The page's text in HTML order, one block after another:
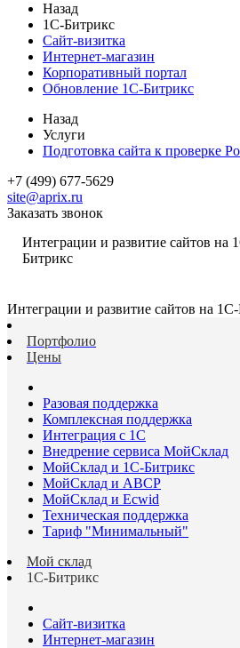
Назад
1С-Битрикс
Сайт-визитка
Интернет-магазин
Корпоративный портал
Обновление 1С-Битрикс
Назад
Услуги
Подготовка сайта к проверке
+7 (499) 677-5629
site@aprix.ru
Заказать звонок
Интеграции и развитие сайтов на
Битрикс
Интеграции и развитие сайтов на
Портфолио
Цены
Разовая поддержка
Комплексная поддержка
Интеграция с 1С
Внедрение сервиса МойСклад
МойСклад и 1С-Битрикс
МойСклад и ABCP
МойСклад и Ecwid
Техническая поддержка
Тариф "Минимальный"
Мой склад
1С-Битрикс
Сайт-визитка
Интернет-магазин